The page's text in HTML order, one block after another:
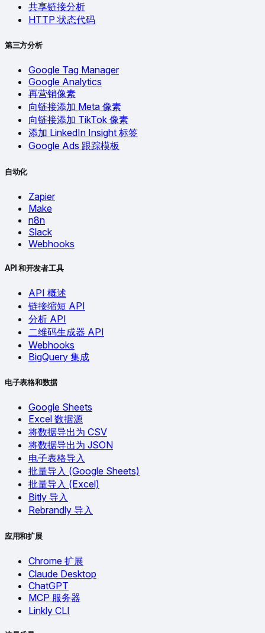
共享链接分析
HTTP 状态代码
第三方分析
Google Tag Manager
Google Analytics
再营销像素
向链接添加 Meta 像素
向链接添加 TikTok 像素
添加 LinkedIn Insight 标签
Google Ads 跟踪模板
自动化
Zapier
Make
n8n
Slack
Webhooks
API 和开发者工具
API 概述
链接缩短 API
分析 API
二维码生成器 API
Webhooks
BigQuery 集成
电子表格和数据
Google Sheets
Excel 数据源
将数据导出为 CSV
将数据导出为 JSON
电子表格导入
批量导入 (Google Sheets)
批量导入 (Excel)
Bitly 导入
Rebrandly 导入
应用和扩展
Chrome 扩展
Claude Desktop
ChatGPT
MCP 服务器
Linkly CLI